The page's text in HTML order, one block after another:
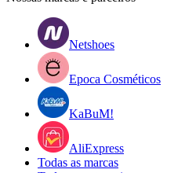
Netshoes
Epoca Cosméticos
KaBuM!
AliExpress
Todas as marcas